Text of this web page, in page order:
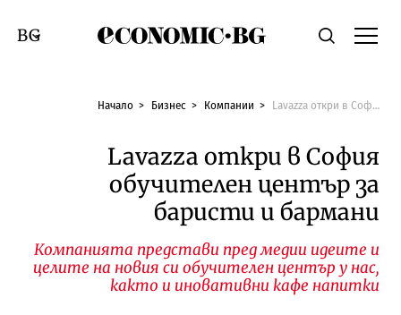
Economic.bgТърсене
Смяна на език
Начало Бизнес Компании Lavazza откри в София обучителен център за баристи и бармани
Lavazza откри в София
обучителен център за
баристи и бармани
Компанията представи пред медии идеите и
целите на новия си обучителен център у нас,
както и иновативни кафе напитки